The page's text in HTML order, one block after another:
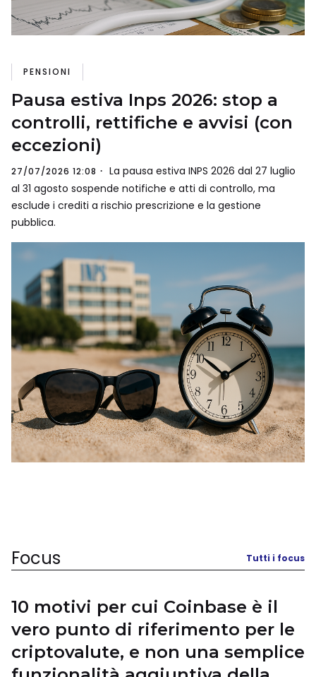
PENSIONI
Pausa estiva Inps 2026: stop a
controlli, rettifiche e avvisi (con
eccezioni)
27/07/2026 12:08
La pausa estiva INPS 2026 dal 27 luglio
al 31 agosto sospende notifiche e atti di controllo, ma
esclude i crediti a rischio prescrizione e la gestione
pubblica.
Focus Tutti i focus
10 motivi per cui Coinbase è il
vero punto di riferimento per le
criptovalute, e non una semplice